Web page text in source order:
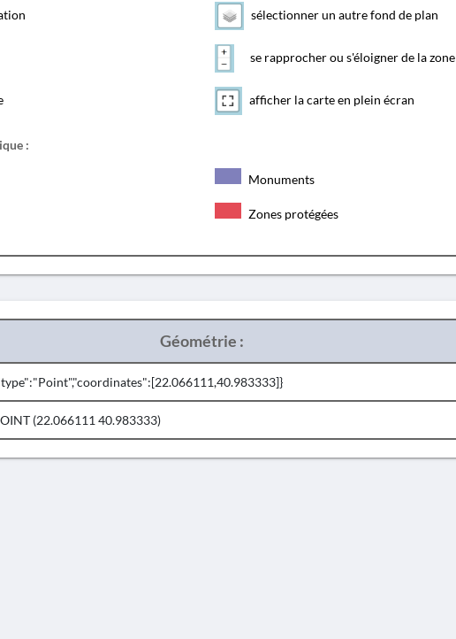
sélectionner un autre fond de plan
se rapprocher ou s'éloigner de la zone
afficher la carte en plein écran
:
Monuments
Zones protégées
Géométrie :
(22.066111 40.983333)